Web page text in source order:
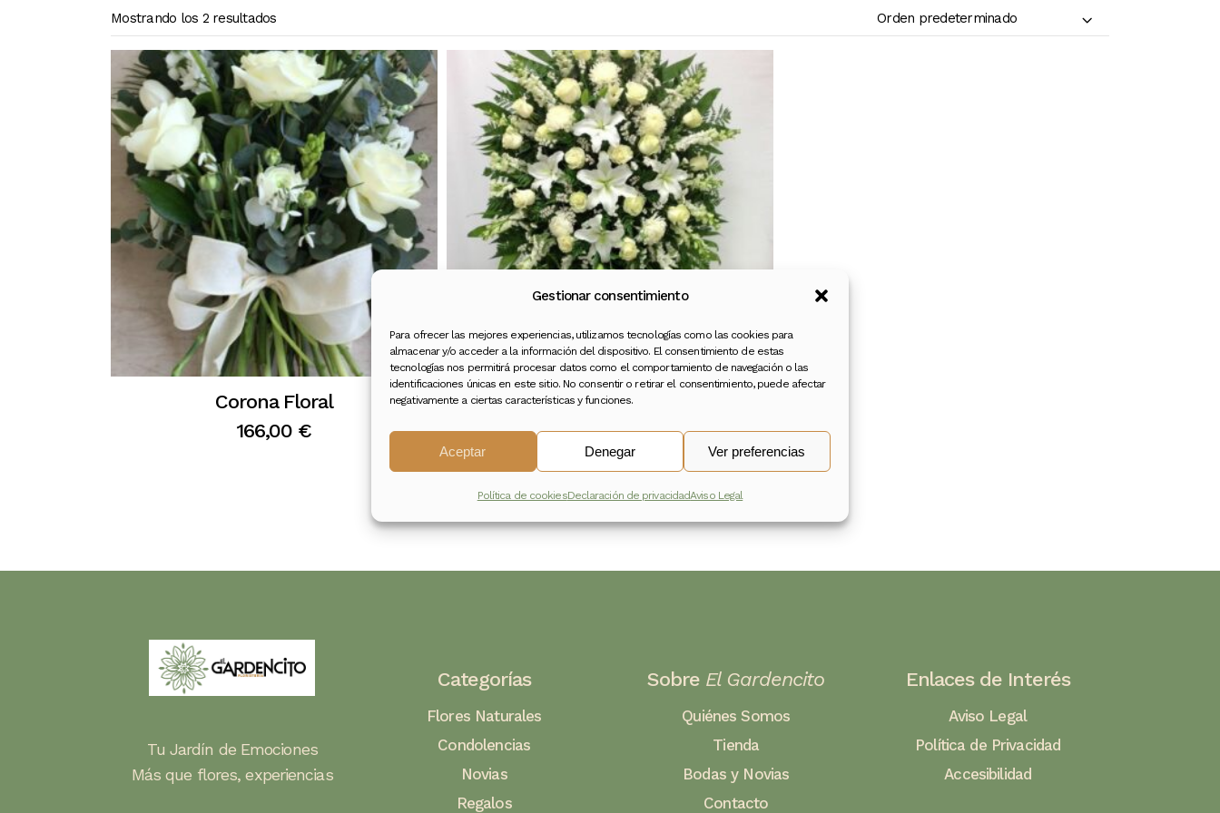
Gestionar consentimiento
Para ofrecer las mejores experiencias, utilizamos tecnologías como las cookies para
almacenar y/o acceder a la información del dispositivo. El consentimiento de estas
tecnologías nos permitirá procesar datos como el comportamiento de navegación o las
identificaciones únicas en este sitio. No consentir o retirar el consentimiento, puede afectar
negativamente a ciertas características y funciones.
Aceptar Denegar Ver preferencias
Política de cookiesDeclaración de privacidadAviso Legal
Mostrando los 2 resultados Orden predeterminado
Corona Floral
166,00 €
Ramo de Condolencias
152,00€
Tu Jardín de Emociones
Más que flores, experiencias
Categorías
Flores Naturales
Condolencias
Novias
Regalos
Sobre El Gardencito
Quiénes Somos
Tienda
Bodas y Novias
Contacto
Enlaces de Interés
Aviso Legal
Política de Privacidad
Accesibilidad